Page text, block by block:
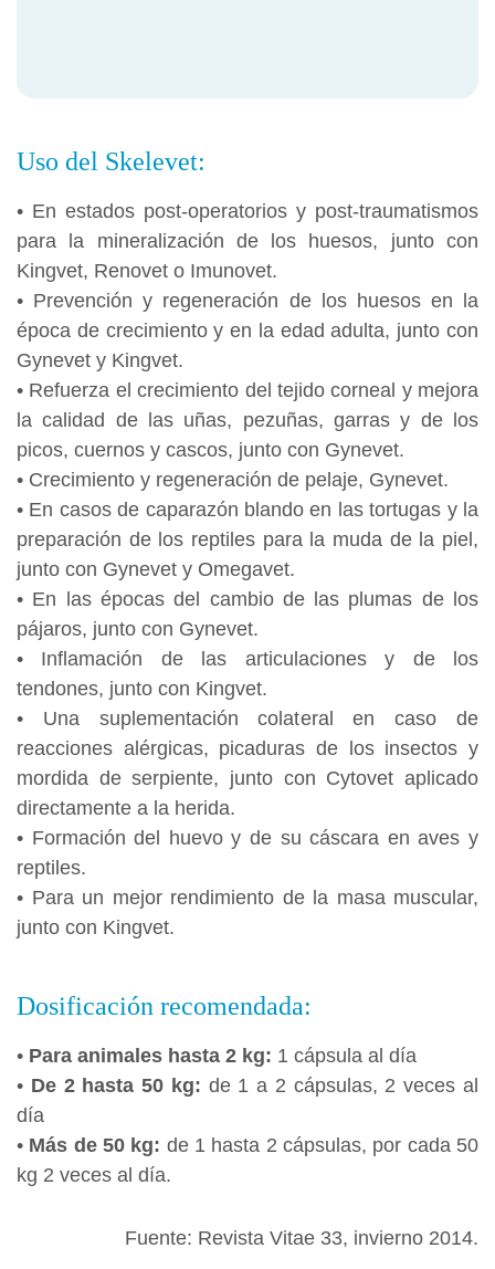
Uso del Skelevet:
• En estados post-operatorios y post-traumatismos
para la mineralización de los huesos, junto con
Kingvet, Renovet o Imunovet.
• Prevención y regeneración de los huesos en la
época de crecimiento y en la edad adulta, junto con
Gynevet y Kingvet.
• Refuerza el crecimiento del tejido corneal y mejora
la calidad de las uñas, pezuñas, garras y de los
picos, cuernos y cascos, junto con Gynevet.
• Crecimiento y regeneración de pelaje, Gynevet.
• En casos de caparazón blando en las tortugas y la
preparación de los reptiles para la muda de la piel,
junto con Gynevet y Omegavet.
• En las épocas del cambio de las plumas de los
pájaros, junto con Gynevet.
• Inflamación de las articulaciones y de los
tendones, junto con Kingvet.
• Una suplementación colateral en caso de
reacciones alérgicas, picaduras de los insectos y
mordida de serpiente, junto con Cytovet aplicado
directamente a la herida.
• Formación del huevo y de su cáscara en aves y
reptiles.
• Para un mejor rendimiento de la masa muscular,
junto con Kingvet.
Dosificación recomendada:
• Para animales hasta 2 kg: 1 cápsula al día
• De 2 hasta 50 kg: de 1 a 2 cápsulas, 2 veces al
día
• Más de 50 kg: de 1 hasta 2 cápsulas, por cada 50
kg 2 veces al día.
Fuente: Revista Vitae 33, invierno 2014.